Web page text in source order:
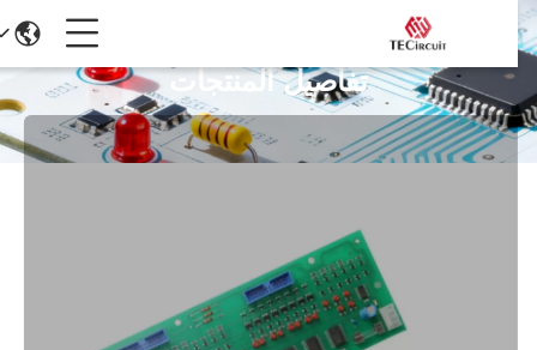
تفاصيل المنتجات